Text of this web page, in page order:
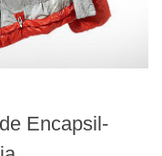
Encapsil-